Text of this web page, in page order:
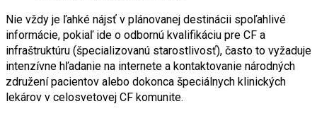
Nie vždy je ľahké nájsť v plánovanej destinácii spoľahlivé
informácie, pokiaľ ide o odbornú kvalifikáciu pre CF a
infraštruktúru (špecializovanú starostlivosť), často to vyžaduje
intenzívne hľadanie na internete a kontaktovanie národných
združení pacientov alebo dokonca špeciálnych klinických
lekárov v celosvetovej CF komunite.